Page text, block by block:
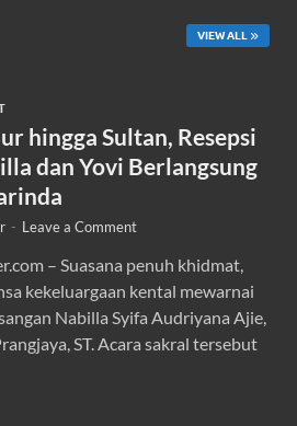
VIEW ALL
hingga Sultan, Resepsi
dan Yovi Berlangsung
- Leave a Comment
– Suasana penuh khidmat,
kekeluargaan kental mewarnai
Nabilla Syifa Audriyana Ajie,
ST. Acara sakral tersebut